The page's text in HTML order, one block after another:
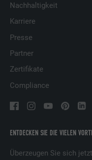
ENTDECKEN SIE DIE VIELEN
Überzeugen Sie sich
Nachhaltigkeit
Karriere
Presse
Partner
Zertifikate
Compliance